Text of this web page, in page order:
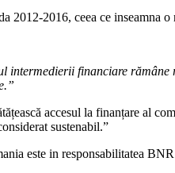
2012-2016, ceea ce
intermedierii financiare rămâne
accesul la finanțare al
sustenabil.”
este in responsabilitatea